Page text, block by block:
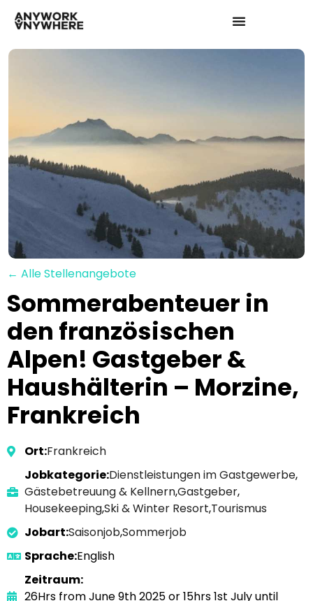
← Alle Stellenangebote
Sommerabenteuer in
den französischen
Alpen! Gastgeber &
Haushälterin – Morzine,
Frankreich
Ort:Frankreich
Jobkategorie:Dienstleistungen im Gastgewerbe,
Gästebetreuung & Kellnern,Gastgeber,
Housekeeping,Ski & Winter Resort,Tourismus
Jobart:Saisonjob,Sommerjob
Sprache:English
Zeitraum:
26Hrs from June 9th 2025 or 15hrs 1st July until